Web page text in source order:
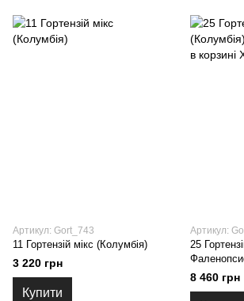
Артикул: Gort_743
11 Гортензій мікс (Колумбія)
3 220 грн
Купити
Артикул:
25
8 460 грн